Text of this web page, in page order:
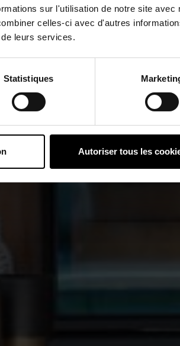
sur l'utilisation de notre site avec
celles-ci avec d'autres
leurs services.
Statistiques
Autoriser tous les